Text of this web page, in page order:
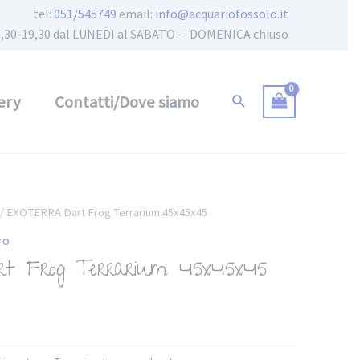
tel: 051/545749 email: info@acquariofossolo.it
19,30 dal LUNEDI al SABATO -- DOMENICA chiuso
Contatti/Dove siamo
/ EXOTERRA Dart Frog Terrarium 45x45x45
Frog Terrarium 45x45x45